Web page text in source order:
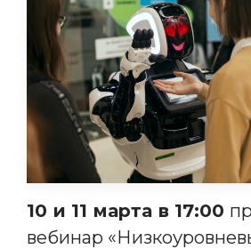
10 и 11 марта в 17:00
вебинар